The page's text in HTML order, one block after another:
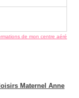
de mon centre aéré
Maternel Anne